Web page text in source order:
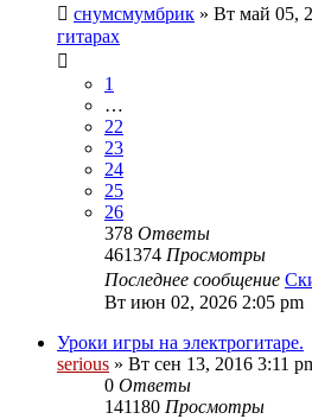
снумсмумбрик » Вт май 05,
гитарах
1
…
22
23
24
25
26
378 Ответы
461374 Просмотры
Последнее сообщение
Вт июн 02, 2026 2:05 pm
Уроки игры на электрогитаре.
serious » Вт сен 13, 2016 3:11
0 Ответы
141180 Просмотры